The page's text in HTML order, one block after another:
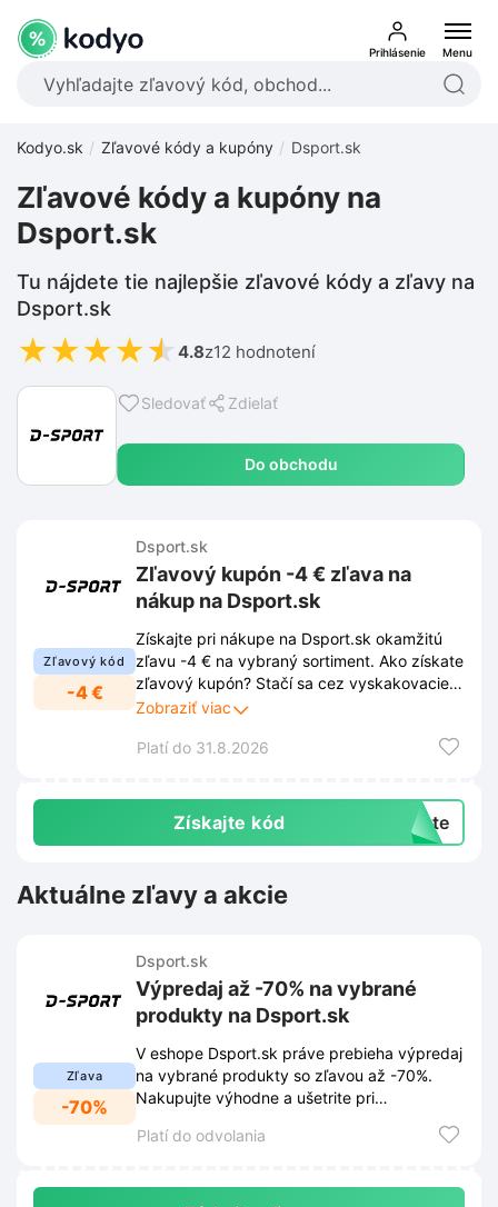
Prihlásenie Menu
Kodyo.sk Zľavové kódy a kupóny Dsport.sk
Sledovať Zdielať
Do obchodu
Zľavové kódy a kupóny na
Dsport.sk
Tu nájdete tie najlepšie zľavové kódy a zľavy na
Dsport.sk
★★★★★ 4.8z12 hodnotení
Zľavový kód
-4 €
Dsport.sk
Zľavový kupón -4 € zľava na
nákup na Dsport.sk
Získajte pri nákupe na Dsport.sk okamžitú
zľavu -4 € na vybraný sortiment. Ako získate
zľavový kupón? Stačí sa cez vyskakovacie
okno na stránke prihlásiť k odberu
kód. Vďaka tomu vám už nikdy neuniknú
spôsob, ako nakupovať športové vybavenie
výhodnejšie.
Zobraziť viac
Platí do 31.8.2026
Získajte kód exte
Aktuálne zľavy a akcie
Zľava
-70%
Dsport.sk
Výpredaj až -70% na vybrané
produkty na Dsport.sk
V eshope Dsport.sk práve prebieha výpredaj
na vybrané produkty so zľavou až -70%.
Nakupujte výhodne a ušetrite pri
Platí do odvolania